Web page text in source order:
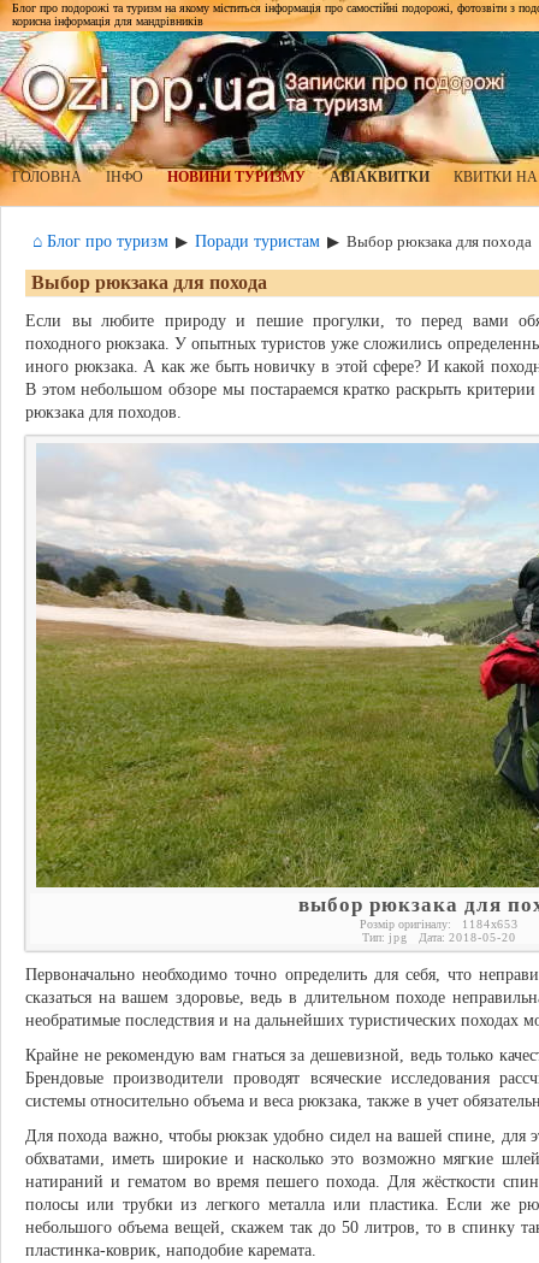
Блог про подорожі та туризм на якому міститься інформація про самостійні подорожі, фотозвіти з
корисна інформація для мандрівників
ГОЛОВНА ІНФО НОВИНИ ТУРИЗМУ АВІАКВИТКИ КВИТКИ
⌂ Блог про туризм ▶ Поради туристам ▶ Выбор рюкзака для похода
Выбор рюкзака для похода
Если вы любите природу и пешие прогулки, то перед вами
походного рюкзака. У опытных туристов уже сложились
иного рюкзака. А как же быть новичку в этой сфере? И какой
В этом небольшом обзоре мы постараемся кратко раскрыть
рюкзака для походов.
выбор рюкзака для
Розмір оригіналу: 1184x653
Тип: jpg Дата: 2018-05-20
Первоначально необходимо точно определить для себя, что
сказаться на вашем здоровье, ведь в длительном походе
необратимые последствия и на дальнейших туристических походах
Крайне не рекомендую вам гнаться за дешевизной, ведь только
Брендовые производители проводят всяческие исследования
системы относительно объема и веса рюкзака, также в учет
Для похода важно, чтобы рюкзак удобно сидел на вашей спине, для
обхватами, иметь широкие и насколько это возможно мягкие
натираний и гематом во время пешего похода. Для жёсткости
полосы или трубки из легкого металла или пластика. Если же
небольшого объема вещей, скажем так до 50 литров, то в спинку
пластинка-коврик, наподобие каремата.